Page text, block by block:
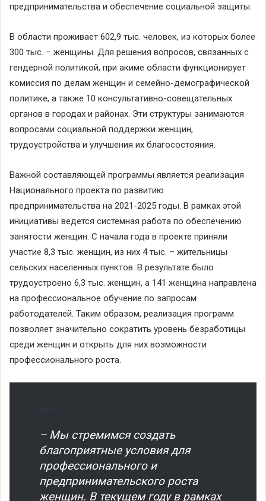
предпринимательства и обеспечение социальной защиты.
В области проживает 602,9 тыс. человек, из которых более
300 тыс. – женщины. Для решения вопросов, связанных с
гендерной политикой, при акиме области функционирует
комиссия по делам женщин и семейно-демографической
политике, а также 10 консультативно-совещательных
органов в городах и районах. Эти структуры занимаются
вопросами социальной поддержки женщин,
трудоустройства и улучшения их благосостояния.
Важной составляющей программы является реализация
Национального проекта по развитию
предпринимательства на 2021-2025 годы. В рамках этой
инициативы ведется системная работа по обеспечению
занятости женщин. С начала года в проекте приняли
участие 8,3 тыс. женщин, из них 4 тыс. – жительницы
сельских населенных пунктов. В результате было
трудоустроено 6,3 тыс. женщин, а 141 женщина направлена
на профессиональное обучение по запросам
работодателей. Таким образом, реализация программ
позволяет значительно сократить уровень безработицы
среди женщин и открыть для них возможности
профессионального роста.
– Мы стремимся создать
благоприятные условия для
профессионального и
предпринимательского роста
женщин. В текущем году в рамках